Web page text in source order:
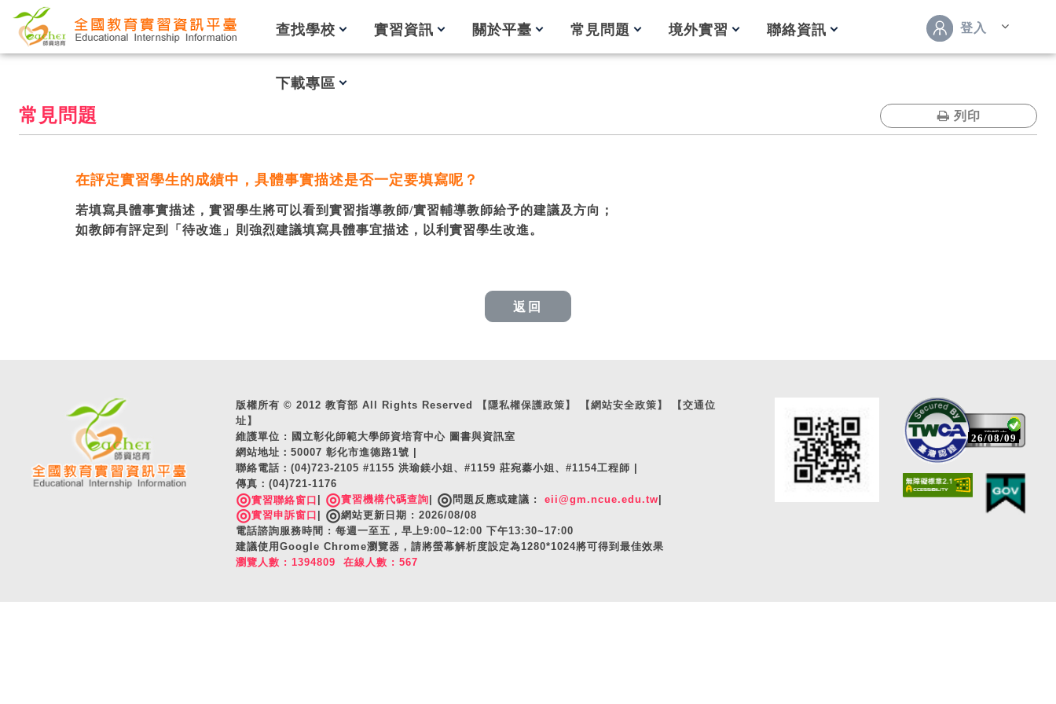
跳到主要內容
查找學校 實習資訊 關於平臺 常見問題 境外實習 聯絡資訊
下載專區
登入
常見問題 列印
在評定實習學生的成績中，具體事實描述是否一定要填寫呢？
若填寫具體事實描述，實習學生將可以看到實習指導教師/實習輔導教師給予的建議及方向；
如教師有評定到「待改進」則強烈建議填寫具體事宜描述，以利實習學生改進。
返回
版權所有 © 2012 教育部 All Rights Reserved 【隱私權保護政策】 【網站安全政策】
【交通位
址】
維護單位 : 國立彰化師範大學師資培育中心 圖書與資訊室
網站地址：50007 彰化市進德路1號 |
聯絡電話：(04)723-2105 #1155 洪瑜鎂小姐、#1159 莊宛蓁小姐、#1154工程師 |
傳真：(04)721-1176
◎實習聯絡窗口 ◎實習機構代碼查詢 ◎問題反應或建議 : eii@gm.ncue.edu.tw
◎實習申訴窗口 ◎網站更新日期 : 2026/08/08
電話諮詢服務時間 : 每週一至五，早上9:00~12:00 下午13:30~17:00
建議使用Google Chrome瀏覽器，請將螢幕解析度設定為1280*1024將可得到最佳效果
瀏覽人數 : 1394809 在線人數 : 567
26/08/09